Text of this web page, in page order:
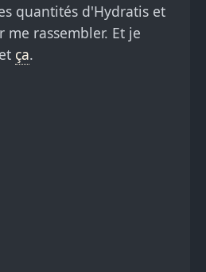
quantités d'Hydratis et
me rassembler. Et je
et ça.